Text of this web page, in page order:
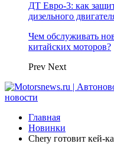
ДТ Евро-3: как
дизельного
Чем обслуживать
китайских моторов?
Prev Next
Главная
Новинки
Chery готовит кей-